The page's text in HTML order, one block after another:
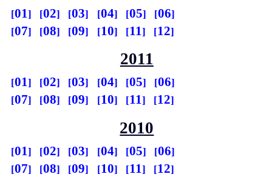
01 02 03 04 05
06
07
08 09 10 11 12
2011
01 02 03 04 05
06
07
08 09 10 11 12
2010
01 02 03 04 05
06
07
08 09 10 11 12